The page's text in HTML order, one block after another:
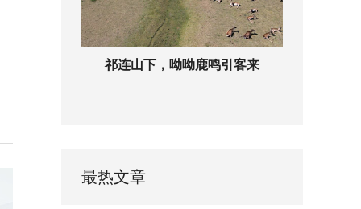
祁连山下，呦呦鹿鸣引客来
最热文章